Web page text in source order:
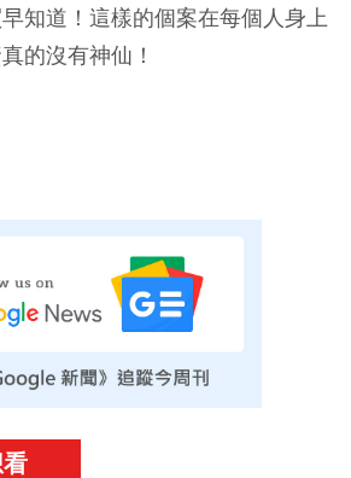
知道！這樣的個案在每個人身上
的沒有神仙！